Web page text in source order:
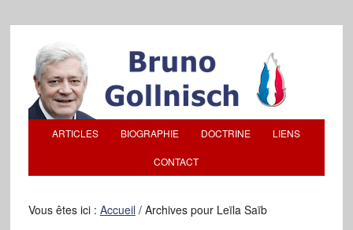
ARTICLES BIOGRAPHIE DOCTRINE LIENS
CONTACT
Vous êtes ici : Accueil /Archives pour Leïla Saïb